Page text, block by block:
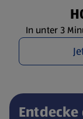
In unter 3